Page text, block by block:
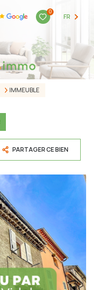
0
FR
IMMEUBLE
PARTAGER CE BIEN